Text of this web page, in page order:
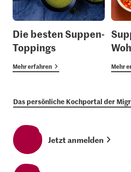
Die besten Suppen-
Toppings
Mehr erfahren Mehr
Das persönliche Kochportal der
Jetzt anmelden